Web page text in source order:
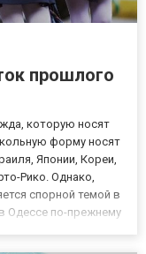
прошлого
которую носят
форму носят
Японии, Кореи,
Рико. Однако,
спорной темой в
Одессе по-прежнему